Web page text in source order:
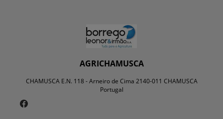
AGRICHAMUSCA
CHAMUSCA E.N. 118 - Arneiro de Cima 2140-011 CHAMUSCA
Portugal